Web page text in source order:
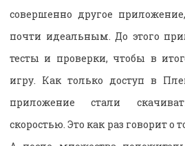
совершенно другое
почти идеальным. До этого
тесты и проверки, чтобы в
игру. Как только доступ в
приложение стали
скоростью. Это как раз говорит